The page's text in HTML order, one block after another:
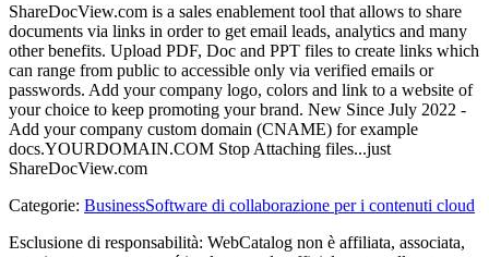
ShareDocView.com is a sales enablement tool that allows to share
documents via links in order to get email leads, analytics and many
other benefits. Upload PDF, Doc and PPT files to create links which
can range from public to accessible only via verified emails or
passwords. Add your company logo, colors and link to a website of
your choice to keep promoting your brand. New Since July 2022 -
Add your company custom domain (CNAME) for example
docs.YOURDOMAIN.COM Stop Attaching files...just
ShareDocView.com
Categorie: BusinessSoftware di collaborazione per i contenuti cloud
Esclusione di responsabilità: WebCatalog non è affiliata, associata,